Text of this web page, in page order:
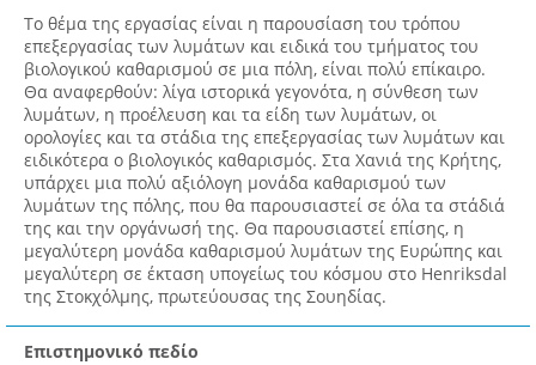
Το θέμα της εργασίας είναι η παρουσίαση του τρόπου
επεξεργασίας των λυμάτων και ειδικά του τμήματος του
βιολογικού καθαρισμού σε μια πόλη, είναι πολύ επίκαιρο.
Θα αναφερθούν: λίγα ιστορικά γεγονότα, η σύνθεση των
λυμάτων, η προέλευση και τα είδη των λυμάτων, οι
ορολογίες και τα στάδια της επεξεργασίας των λυμάτων και
ειδικότερα ο βιολογικός καθαρισμός. Στα Χανιά της Κρήτης,
υπάρχει μια πολύ αξιόλογη μονάδα καθαρισμού των
λυμάτων της πόλης, που θα παρουσιαστεί σε όλα τα στάδιά
της και την οργάνωσή της. Θα παρουσιαστεί επίσης, η
μεγαλύτερη μονάδα καθαρισμού λυμάτων της Ευρώπης και
μεγαλύτερη σε έκταση υπογείως του κόσμου στο Henriksdal
της Στοκχόλμης, πρωτεύουσας της Σουηδίας.
Επιστημονικό πεδίο